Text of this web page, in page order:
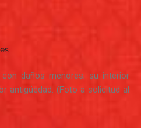
con daños menores; su interior
antigüedad. (Foto a solicitud al